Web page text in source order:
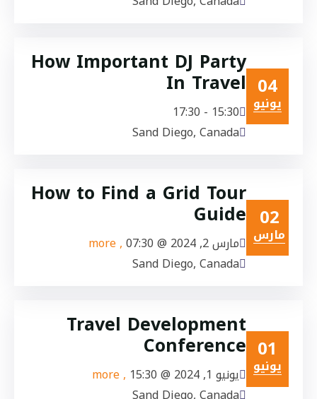
04
يونيو
How Important DJ Party
In Travel
15:30 - 17:30
Sand Diego, Canada
02
مارس
How to Find a Grid Tour
Guide
مارس 2, 2024 @ 07:30
, more
Sand Diego, Canada
01
يونيو
Travel Development
Conference
يونيو 1, 2024 @ 15:30
, more